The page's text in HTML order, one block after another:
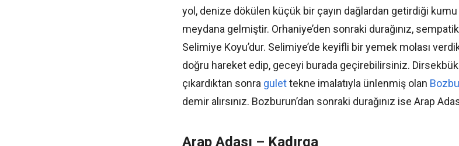
yol, denize dökülen küçük bir çayın dağlardan getirdiği kumu
meydana gelmiştir. Orhaniye’den sonraki durağınız,
Selimiye Koyu’dur. Selimiye’de keyifli bir yemek molası
doğru hareket edip, geceyi burada geçirebilirsiniz.
çıkardıktan sonra gulettekne imalatıyla ünlenmiş olan
demir alırsınız. Bozburun’dan sonraki durağınız ise Arap
Arap Adası – Kadırga